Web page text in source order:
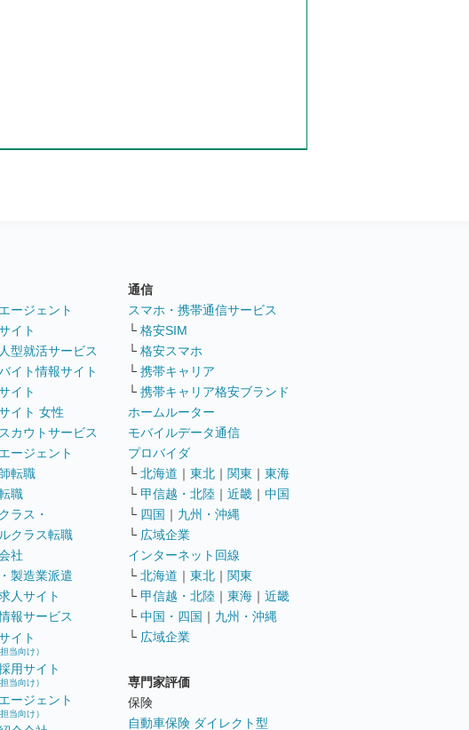
ージェント
イト
型就活サービス
イト情報サイト
イト
イト 女性
カウトサービス
ージェント
転職
職
ラス・
クラス転職
社
製造業派遣
人サイト
報サービス
イト
当向け）
用サイト
当向け）
ージェント
当向け）
通信
スマホ・携帯通信サービス
└ 格安SIM
└ 格安スマホ
└ 携帯キャリア
└ 携帯キャリア格安ブランド
ホームルーター
モバイルデータ通信
プロバイダ
└ 北海道 ｜ 東北 ｜ 関東 ｜ 東海
└ 甲信越・北陸 ｜ 近畿 ｜ 中国
└ 四国 ｜ 九州・沖縄
└ 広域企業
インターネット回線
└ 北海道 ｜ 東北 ｜ 関東
└ 甲信越・北陸 ｜ 東海 ｜ 近畿
└ 中国・四国 ｜ 九州・沖縄
└ 広域企業
専門家評価
保険
自動車保険 ダイレクト型